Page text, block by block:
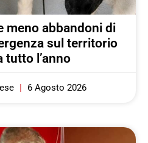
meno abbandoni di
sul territorio
tutto l’anno
6 Agosto 2026